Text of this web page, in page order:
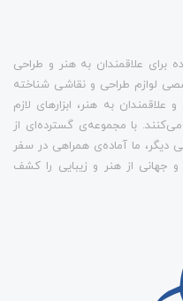
برای علاقمندان به هنر و طراحی
لوازم طراحی و نقاشی شناخته
به هنر، ابزارهای لازم
با مجموعه‌ی گسترده‌ای از
دیگر، ما آماده‌ی همراهی در سفر
جهانی از هنر و زیبایی را کشف